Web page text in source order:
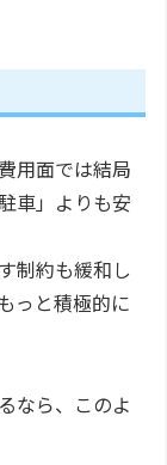
用面では結局
車」よりも安
制約も緩和し
っと積極的に
なら、このよ